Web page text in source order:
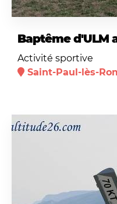
Baptême d'ULM
Activité sportive
Saint-Paul-lès-